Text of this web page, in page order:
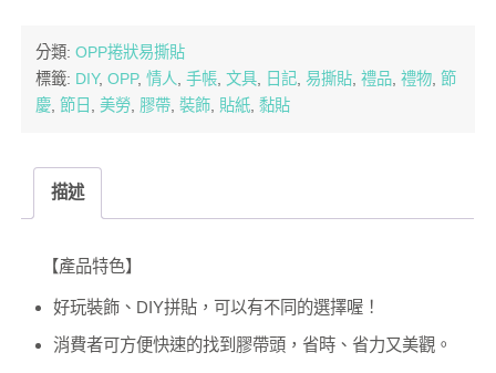
分類: OPP捲狀易撕貼
標籤: DIY, OPP, 情人, 手帳, 文具, 日記, 易撕貼, 禮品, 禮物, 節
慶, 節日 , 美勞, 膠帶, 裝飾, 貼紙, 黏貼
描述
【產品特色】
好玩裝飾、DIY拼貼，可以有不同的選擇喔！
消費者可方便快速的找到膠帶頭，省時、省力又美觀。